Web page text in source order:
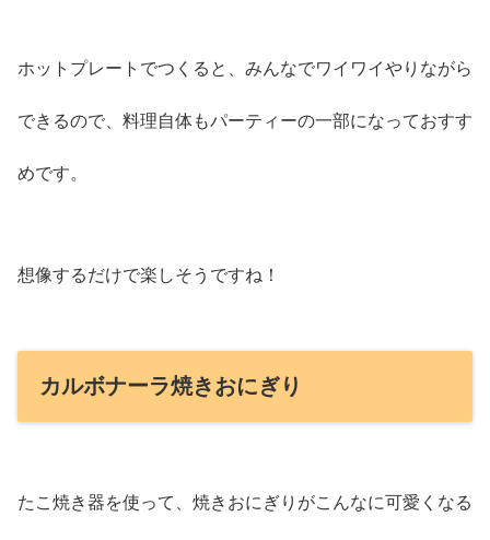
ホットプレートでつくると、みんなでワイワイやりながら
できるので、料理自体もパーティーの一部になっておすす
めです。
想像するだけで楽しそうですね！
カルボナーラ焼きおにぎり
たこ焼き器を使って、焼きおにぎりがこんなに可愛くなる